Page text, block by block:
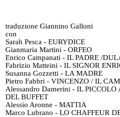
traduzione Giannino Galloni
con
Sarah Pesca - EURYDICE
Gianmaria Martini - ORFEO
Enrico Campanati - IL PADRE /
Fabrizio Matteini - IL SIGNOR
Susanna Gozzetti - LA MADRE
Pietro Fabbri - VINCENZO / IL
Alessandro Damerini - IL
DEL BUFFET
Alessio Aronne - MATTIA
Marco Lubrano - LO CHAFFEUR